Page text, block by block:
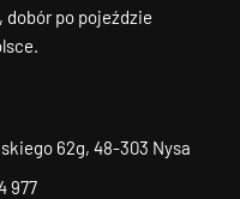
po pojeździe
62g, 48-303 Nysa
977